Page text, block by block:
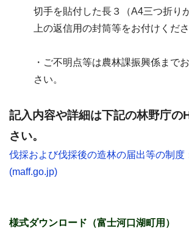
切手を貼付した長３（A4三つ折り
上の返信用の封筒等をお付けくださ
・ご不明点等は農林課振興係まで
さい。
記入内容や詳細は下記の林野庁の
さい。
伐採および伐採後の造林の届出等の制度
(maff.go.jp)
様式ダウンロード（富士河口湖町用）